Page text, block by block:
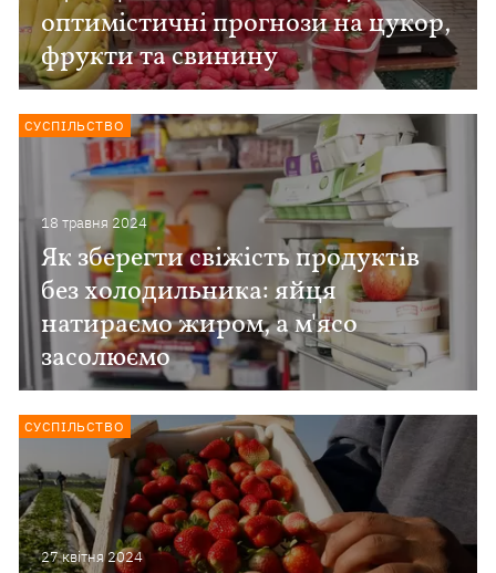
оптимістичні прогнози на цукор,
фрукти та свинину
18 травня 2024
Як зберегти свіжість продуктів
без холодильника: яйця
натираємо жиром, а м'ясо
засолюємо
СУСПІЛЬСТВО
27 квiтня 2024
СУСПІЛЬСТВО